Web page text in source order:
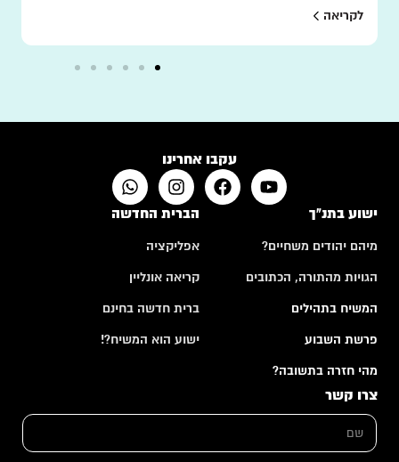
לקריאה
עקבו אחרינו
ישוע בתנ"ך
מיהם יהודים משחיים?
הגויות מהתורה, הכתובים
המשיח בתהילים
פרשת השבוע
מהי חזרה בתשובה?
הברית החדשה
אפליקציה
קריאה אונליין
ברית חדשה בחינם
ישוע הוא המשיח?!
צרו קשר
ש
*